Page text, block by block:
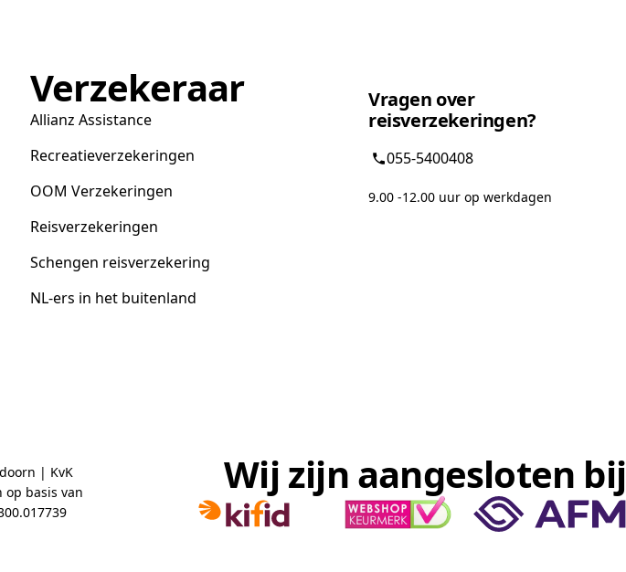
Verzekeraar
Allianz Assistance
Recreatieverzekeringen
OOM Verzekeringen
Reisverzekeringen
Schengen reisverzekering
NL-ers in het buitenland
Vragen over
reisverzekeringen?
055-5400408
9.00 -12.00 uur op werkdagen
| KvK
op basis van
Wij zijn aangesloten bij